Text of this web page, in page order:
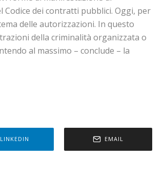
Codice dei contratti pubblici. Oggi, per
delle autorizzazioni. In questo
della criminalità organizzata o
al massimo – conclude – la
LINKEDIN EMAIL